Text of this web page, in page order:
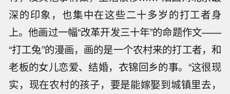
深的印象，也集中在这些二十多岁的打工者身
上。他画过一幅“改革开发三十年”的命题作文——
“打工兔”的漫画，画的是一个农村来的打工者，和
老板的女儿恋爱、结婚，衣锦回乡的事。“这很现
实，现在农村的孩子，要是能嫁娶到城镇里去，